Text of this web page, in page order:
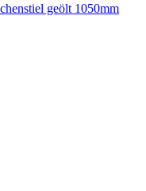
geölt 1050mm